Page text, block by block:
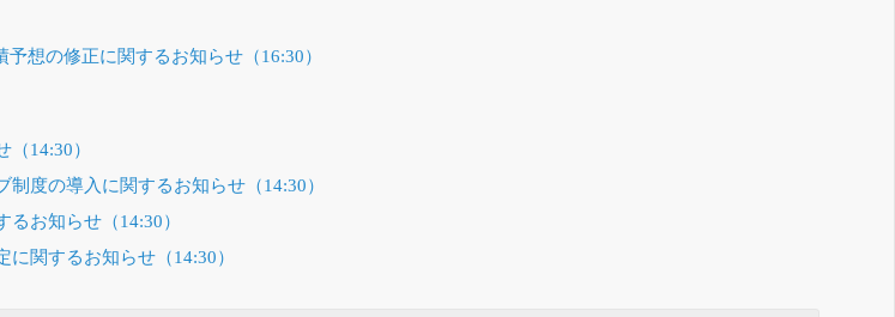
想の修正に関するお知らせ（16:30）
14:30）
度の導入に関するお知らせ（14:30）
お知らせ（14:30）
関するお知らせ（14:30）